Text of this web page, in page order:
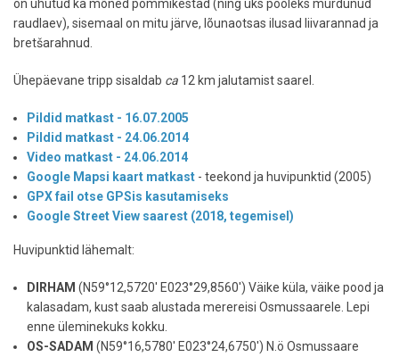
on uhutud ka mõned pommikestad (ning üks pooleks murdunud
raudlaev), sisemaal on mitu järve, lõunaotsas ilusad liivarannad ja
bretšarahnud.
Ühepäevane tripp sisaldab ca 12 km jalutamist saarel.
Pildid matkast - 16.07.2005
Pildid matkast - 24.06.2014
Video matkast - 24.06.2014
Google Mapsi kaart matkast - teekond ja huvipunktid (2005)
GPX fail otse GPSis kasutamiseks
Google Street View saarest (2018, tegemisel)
Huvipunktid lähemalt:
DIRHAM (N59°12,5720' E023°29,8560') Väike küla, väike pood ja
kalasadam, kust saab alustada merereisi Osmussaarele. Lepi
enne üleminekuks kokku.
OS-SADAM (N59°16,5780' E023°24,6750') N.ö Osmussaare